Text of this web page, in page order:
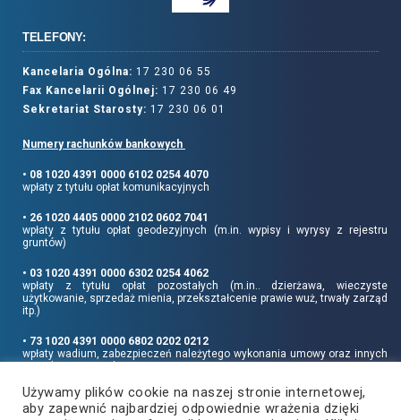
TELEFONY:
Kancelaria Ogólna: 17 230 06 55
Fax Kancelarii Ogólnej: 17 230 06 49
Sekretariat Starosty: 17 230 06 01
Numery rachunków bankowych
• 08 1020 4391 0000 6102 0254 4070
wpłaty z tytułu opłat komunikacyjnych
• 26 1020 4405 0000 2102 0602 7041
wpłaty z tytułu opłat geodezyjnych (m.in. wypisy i wyrysy z rejestru
gruntów)
• 03 1020 4391 0000 6302 0254 4062
wpłaty z tytułu opłat pozostałych (m.in.. dzierżawa, wieczyste
użytkowanie, sprzedaż mienia, przekształcenie prawie wuż, trwały zarząd
itp.)
• 73 1020 4391 0000 6802 0202 0212
wpłaty wadium, zabezpieczeń należytego wykonania umowy oraz innych
Informujemy, że opłatę skarbową należy uiszczać na rachunek Urzędu
Miasta Rzeszowa:
Używamy plików cookie na naszej stronie internetowej,
aby zapewnić najbardziej odpowiednie wrażenia dzięki